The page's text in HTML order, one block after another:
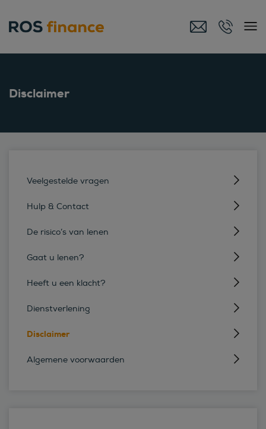
Disclaimer
Veelgestelde vragen
Hulp & Contact
De risico’s van lenen
Gaat u lenen?
Heeft u een klacht?
Dienstverlening
Disclaimer
Algemene voorwaarden